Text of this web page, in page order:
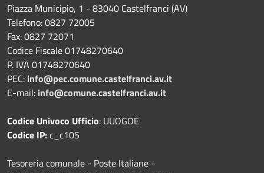
Piazza Municipio, 1 - 83040 Castelfranci (AV)
Telefono: 0827 72005
Fax: 0827 72071
Codice Fiscale 01748270640
P. IVA 01748270640
PEC: info@pec.comune.castelfranci.av.it
E-mail: info@comune.castelfranci.av.it
Codice Univoco Ufficio: UUOGOE
Codice IP:c_c105
Tesoreria comunale - Poste Italiane -